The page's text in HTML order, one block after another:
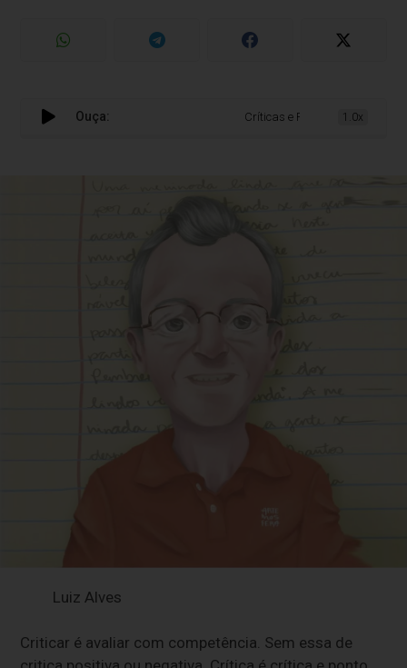
Ouça: Críticas e Palpites! 1.0x
Luiz Alves
Criticar é avaliar com competência. Sem essa de